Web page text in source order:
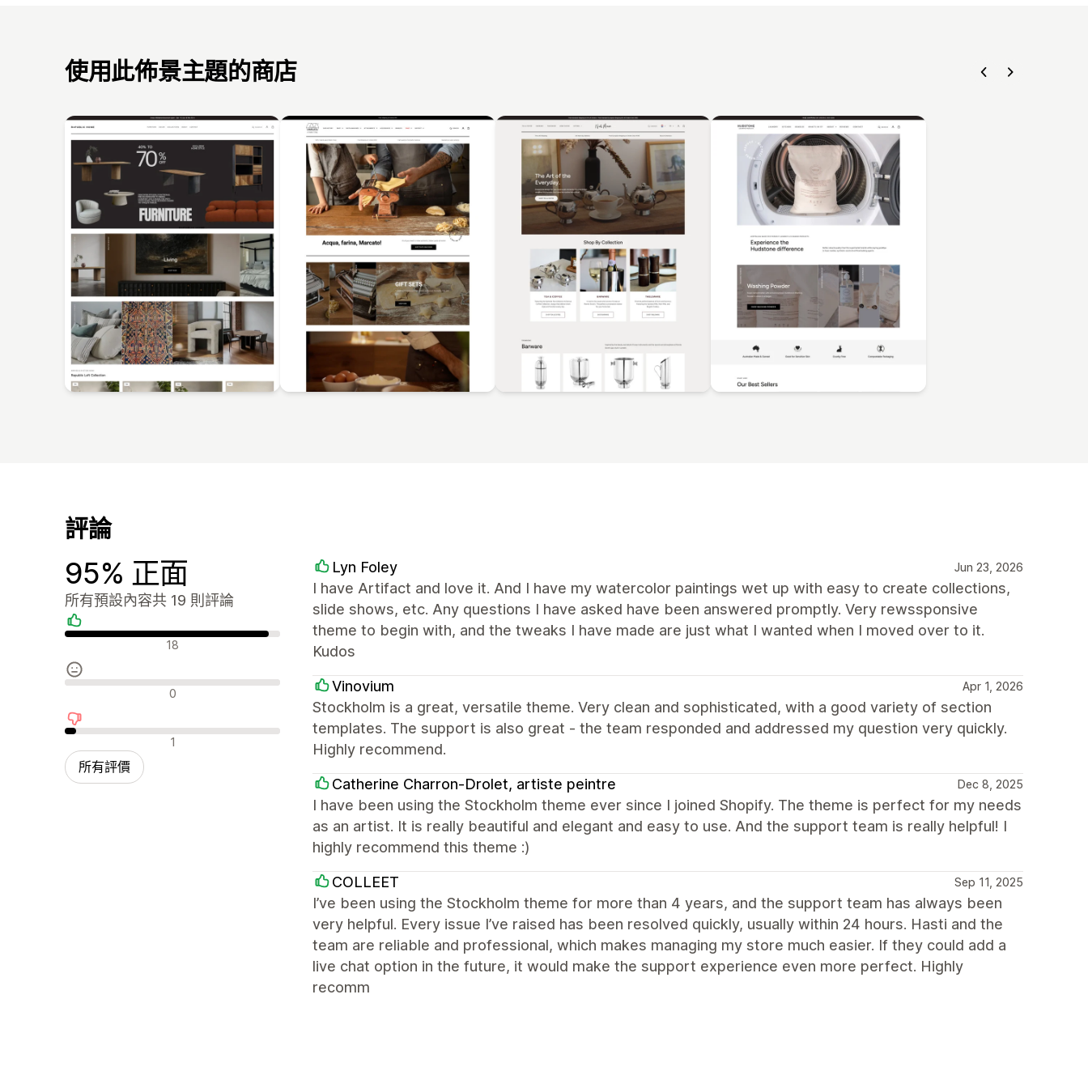
使用此佈景主題的商店
評論
95% 正面
所有預設內容共 19 則評論
正面評論 18
中立評論 0
負面評論 1
所有評價
Lyn Foley Jun 23, 2026
I have Artifact and love it. And I have my watercolor paintings wet up with easy to create collections,
slide shows, etc. Any questions I have asked have been answered promptly. Very rewssponsive
theme to begin with, and the tweaks I have made are just what I wanted when I moved over to it.
Kudos
Vinovium Apr 1, 2026
Stockholm is a great, versatile theme. Very clean and sophisticated, with a good variety of section
templates. The support is also great - the team responded and addressed my question very quickly.
Highly recommend.
Catherine Charron-Drolet, artiste peintre Dec 8, 2025
I have been using the Stockholm theme ever since I joined Shopify. The theme is perfect for my needs
as an artist. It is really beautiful and elegant and easy to use. And the support team is really helpful! I
highly recommend this theme :)
COLLEET Sep 11, 2025
I’ve been using the Stockholm theme for more than 4 years, and the support team has always been
very helpful. Every issue I’ve raised has been resolved quickly, usually within 24 hours. Hasti and the
team are reliable and professional, which makes managing my store much easier. If they could add a
live chat option in the future, it would make the support experience even more perfect. Highly
recomm